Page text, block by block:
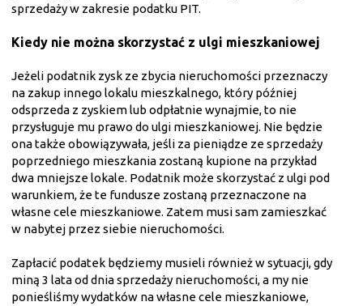
sprzedaży w zakresie podatku PIT.
Kiedy nie można skorzystać z ulgi mieszkaniowej
Jeżeli podatnik zysk ze zbycia nieruchomości przeznaczy
na zakup innego lokalu mieszkalnego, który później
odsprzeda z zyskiem lub odpłatnie wynajmie, to nie
przysługuje mu prawo do ulgi mieszkaniowej. Nie będzie
ona także obowiązywała, jeśli za pieniądze ze sprzedaży
poprzedniego mieszkania zostaną kupione na przykład
dwa mniejsze lokale. Podatnik może skorzystać z ulgi pod
warunkiem, że te fundusze zostaną przeznaczone na
własne cele mieszkaniowe. Zatem musi sam zamieszkać
w nabytej przez siebie nieruchomości.
Zapłacić podatek będziemy musieli również w sytuacji, gdy
miną 3 lata od dnia sprzedaży nieruchomości, a my nie
ponieśliśmy wydatków na własne cele mieszkaniowe,